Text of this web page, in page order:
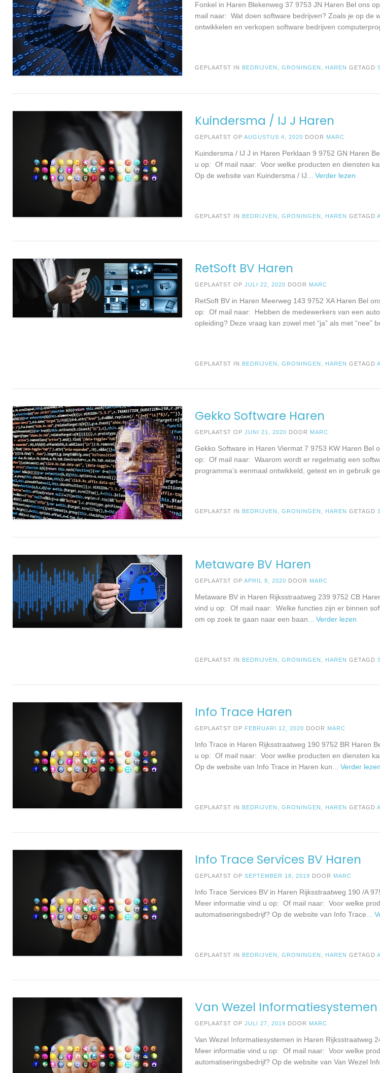
Fonkel in Haren Blekenweg 37 9753 JN Haren Bel ons
mail naar: Wat doen software bedrijven? Zoals je op de
ontwikkelen en verkopen software bedrijven
GEPLAATST IN BEDRIJVEN ,GRONINGEN HAREN GETAGD
Kuindersma / IJ J Haren
GEPLAATST OPAUGUSTUS 4, 2020 DOOR MARC
Kuindersma / IJ J in Haren Perklaan 9 9752 GN Haren
u op: Of mail naar: Voor welke producten en diensten
Op de website van Kuindersma / IJ ... Verder lezen
GEPLAATST IN BEDRIJVEN ,GRONINGEN HAREN GETAGD
RetSoft BV Haren
GEPLAATST OPJULI 22, 2020 DOOR MARC
RetSoft BV in Haren Meerweg 143 9752 XA Haren Bel
op: Of mail naar: Hebben de medewerkers van een
opleiding? Deze vraag kan zowel met “ja” als met “nee”
GEPLAATST IN BEDRIJVEN ,GRONINGEN HAREN GETAGD
Gekko Software Haren
GEPLAATST OPJUNI 21, 2020 DOOR MARC
Gekko Software in Haren Viermat 7 9753 KW Haren Bel
op: Of mail naar: Waarom wordt er regelmatig een
programma’s eenmaal ontwikkeld, getest en in gebruik
GEPLAATST IN BEDRIJVEN ,GRONINGEN HAREN GETAGD
Metaware BV Haren
GEPLAATST OPAPRIL 9, 2020 DOOR MARC
Metaware BV in Haren Rijksstraatweg 239 9752 CB
vind u op: Of mail naar: Welke functies zijn er binnen
om op zoek te gaan naar een baan... Verder lezen
GEPLAATST IN BEDRIJVEN ,GRONINGEN HAREN GETAGD
Info Trace Haren
GEPLAATST OP FEBRUARI 12, 2020 DOOR MARC
Info Trace in Haren Rijksstraatweg 190 9752 BR Haren
u op: Of mail naar: Voor welke producten en diensten
Op de website van Info Trace in Haren kun... Verder lezen
GEPLAATST IN BEDRIJVEN ,GRONINGEN HAREN GETAGD
Info Trace Services BV Haren
GEPLAATST OPSEPTEMBER 18, 2019 DOOR MARC
Info Trace Services BV in Haren Rijksstraatweg 190 /A
Meer informatie vind u op: Of mail naar: Voor welke
automatiseringsbedrijf? Op de website van Info Trace...
GEPLAATST IN BEDRIJVEN ,GRONINGEN HAREN GETAGD
Van Wezel Informatiesystemen
GEPLAATST OPJULI 27, 2019 DOOR MARC
Van Wezel Informatiesystemen in Haren Rijksstraatweg
Meer informatie vind u op: Of mail naar: Voor welke
automatiseringsbedrijf? Op de website van Van Wezel